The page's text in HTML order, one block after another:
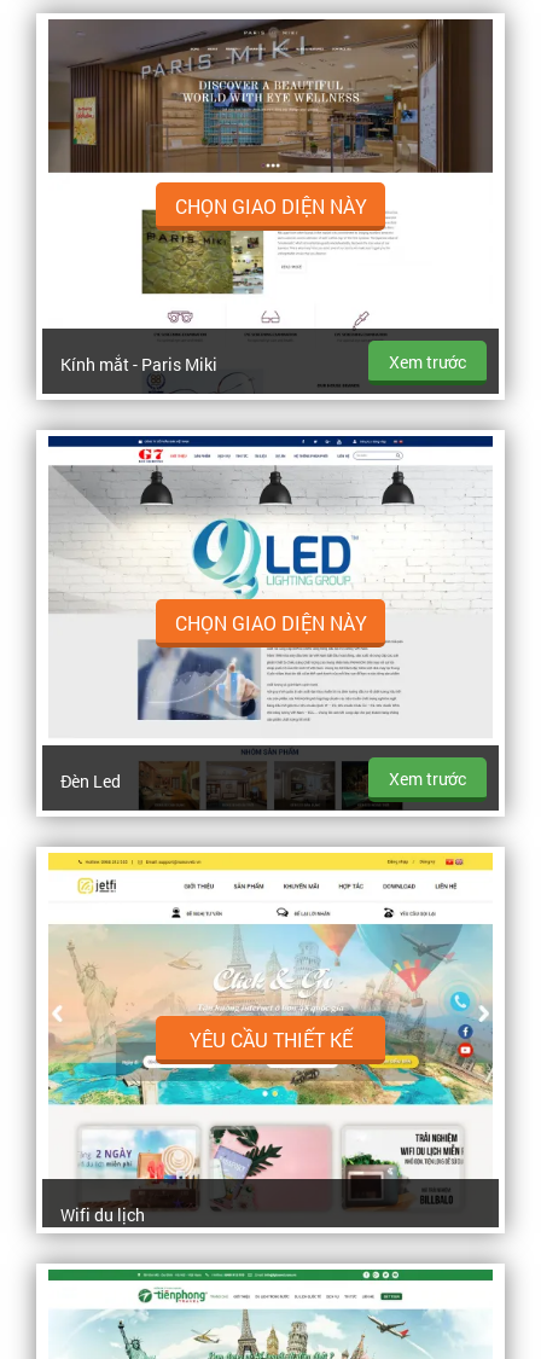
CHỌN GIAO DIỆN NÀY
Kính mắt - Paris Miki Xem trước
CHỌN GIAO DIỆN NÀY
Đèn Led Xem trước
YÊU CẦU THIẾT KẾ
Wifi du lịch